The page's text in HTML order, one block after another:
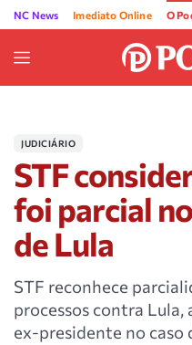
NC News Imediato Online O
JUDICIÁRIO
STF
foi parcial
de Lula
STF reconhece
processos contra Lula,
ex-presidente no caso